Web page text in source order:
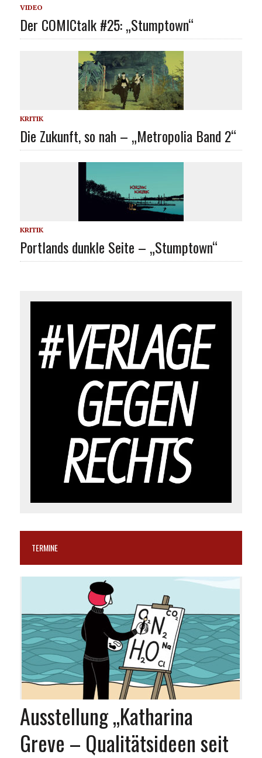
VIDEO
Der COMICtalk #25: „Stumptown“
KRITIK
Die Zukunft, so nah – „Metropolia Band 2“
KRITIK
Portlands dunkle Seite – „Stumptown“
TERMINE
Ausstellung „Katharina
Greve – Qualitätsideen seit